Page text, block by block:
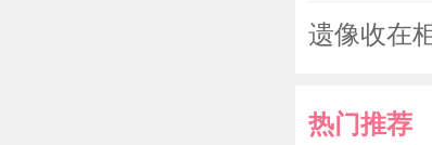
遗像收在
热门推荐